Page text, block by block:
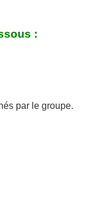
:
par le groupe.